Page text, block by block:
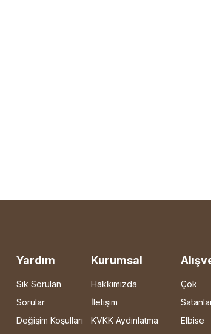
Yardım
Sık Sorulan
Sorular
Değişim Koşulları
Kurumsal
Hakkımızda
İletişim
KVKK Aydınlatma
Çok
Elbise